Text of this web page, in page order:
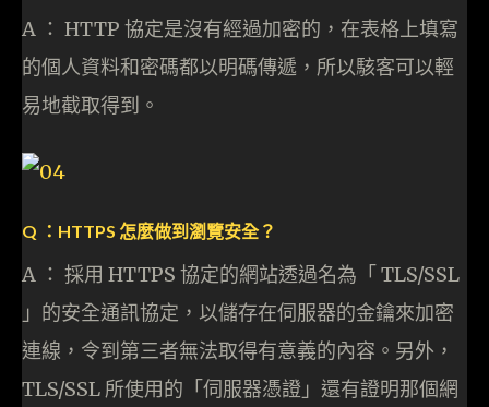
A ： HTTP 協定是沒有經過加密的，在表格上填寫
的個人資料和密碼都以明碼傳遞，所以駭客可以輕
易地截取得到。
Q ：HTTPS 怎麼做到瀏覽安全？
A ： 採用 HTTPS 協定的網站透過名為「 TLS/SSL
」的安全通訊協定，以儲存在伺服器的金鑰來加密
連線，令到第三者無法取得有意義的內容。另外，
TLS/SSL 所使用的「伺服器憑證」還有證明那個網